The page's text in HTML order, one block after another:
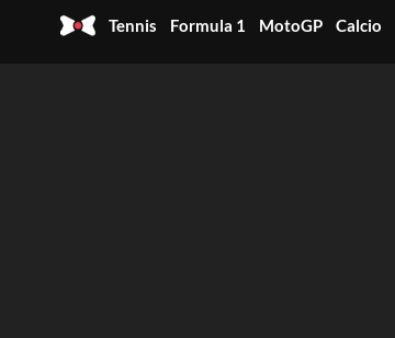
Tennis Formula 1 MotoGP Calcio